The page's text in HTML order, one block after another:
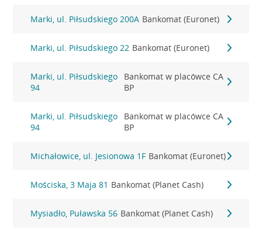
Marki, ul. Piłsudskiego 200A Bankomat (Euronet)
Marki, ul. Piłsudskiego 22 Bankomat (Euronet)
Marki, ul. Piłsudskiego
94
Bankomat w placówce CA
BP
Marki, ul. Piłsudskiego
94
Bankomat w placówce CA
BP
Michałowice, ul. Jesionowa 1F Bankomat (Euronet)
Mościska, 3 Maja 81 Bankomat (Planet Cash)
Mysiadło, Puławska 56 Bankomat (Planet Cash)